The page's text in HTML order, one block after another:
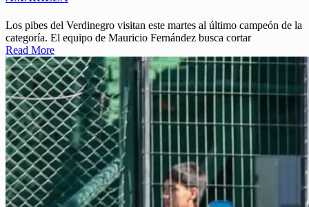
Los pibes del Verdinegro visitan este martes al último campeón de la
categoría. El equipo de Mauricio Fernández busca cortar
Read More